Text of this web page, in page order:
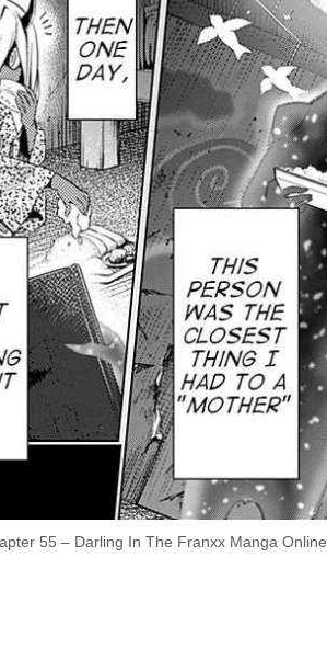
55 – Darling In The Franxx Manga Online